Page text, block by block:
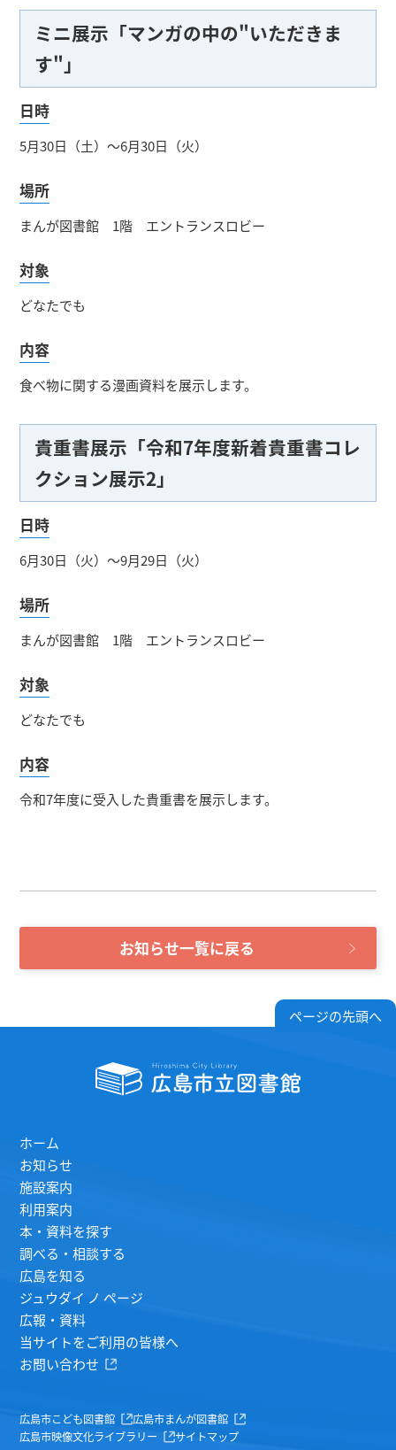
ミニ展示「マンガの中の"いただきま
す"」
日時
5月30日（土）～6月30日（火）
場所
まんが図書館 1階 エントランスロビー
対象
どなたでも
内容
食べ物に関する漫画資料を展示します。
貴重書展示「令和7年度新着貴重書コレ
クション展示2」
日時
6月30日（火）～9月29日（火）
場所
まんが図書館 1階 エントランスロビー
対象
どなたでも
内容
令和7年度に受入した貴重書を展示します。
お知らせ一覧に戻る
ページの先頭へ
ホーム
お知らせ
施設案内
利用案内
本・資料を探す
調べる・相談する
広島を知る
ジュウダイ ノ ページ
広報・資料
当サイトをご利用の皆様へ
お問い合わせ
広島市こども図書館
広島市まんが図書館
広島市映像文化ライブラリー
サイトマップ